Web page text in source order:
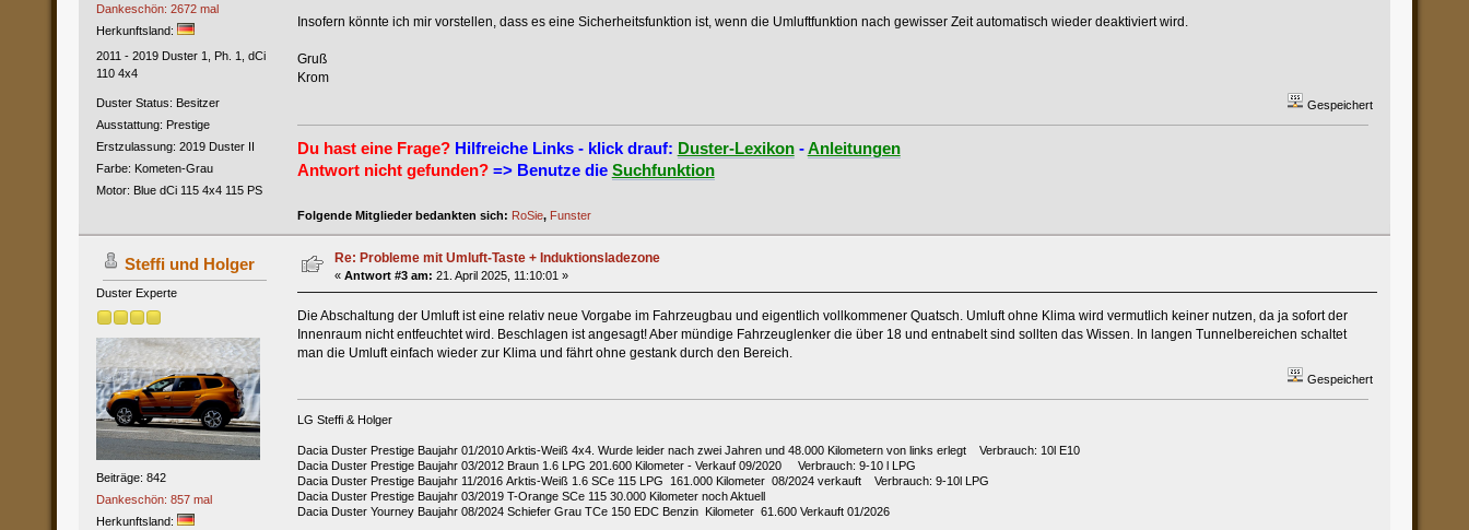
Dankeschön: 2672 mal
Herkunftsland:
2011 - 2019 Duster 1, Ph. 1, dCi
110 4x4
Duster Status: Besitzer
Ausstattung: Prestige
Erstzulassung: 2019 Duster II
Farbe: Kometen-Grau
Motor: Blue dCi 115 4x4 115 PS
Insofern könnte ich mir vorstellen, dass es eine Sicherheitsfunktion ist, wenn die Umluftfunktion nach gewisser Zeit automatisch wieder deaktiviert wird.
Gruß
Krom
Gespeichert
Du hast eine Frage? Hilfreiche Links - klick drauf: Duster-Lexikon - Anleitungen
Antwort nicht gefunden? => Benutze die Suchfunktion
Folgende Mitglieder bedankten sich: RoSie, Funster
Steffi und Holger
Duster Experte
Beiträge: 842
Dankeschön: 857 mal
Herkunftsland:
Re: Probleme mit Umluft-Taste + Induktionsladezone
« Antwort #3 am: 21. April 2025, 11:10:01 »
Die Abschaltung der Umluft ist eine relativ neue Vorgabe im Fahrzeugbau und eigentlich vollkommener Quatsch. Umluft ohne Klima wird vermutlich keiner nutzen, da ja sofort der
Innenraum nicht entfeuchtet wird. Beschlagen ist angesagt! Aber mündige Fahrzeuglenker die über 18 und entnabelt sind sollten das Wissen. In langen Tunnelbereichen schaltet
man die Umluft einfach wieder zur Klima und fährt ohne gestank durch den Bereich.
Gespeichert
LG Steffi & Holger
Dacia Duster Prestige Baujahr 01/2010 Arktis-Weiß 4x4. Wurde leider nach zwei Jahren und 48.000 Kilometern von links erlegt Verbrauch: 10l E10
Dacia Duster Prestige Baujahr 03/2012 Braun 1.6 LPG 201.600 Kilometer - Verkauf 09/2020 Verbrauch: 9-10 l LPG
Dacia Duster Prestige Baujahr 11/2016 Arktis-Weiß 1.6 SCe 115 LPG 161.000 Kilometer 08/2024 verkauft Verbrauch: 9-10l LPG
Dacia Duster Prestige Baujahr 03/2019 T-Orange SCe 115 30.000 Kilometer noch Aktuell
Dacia Duster Yourney Baujahr 08/2024 Schiefer Grau TCe 150 EDC Benzin Kilometer 61.600 Verkauft 01/2026